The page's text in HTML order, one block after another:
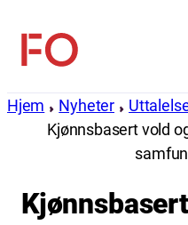
innhold
FO
Hjem Nyheter
Kjønnsbasert vold